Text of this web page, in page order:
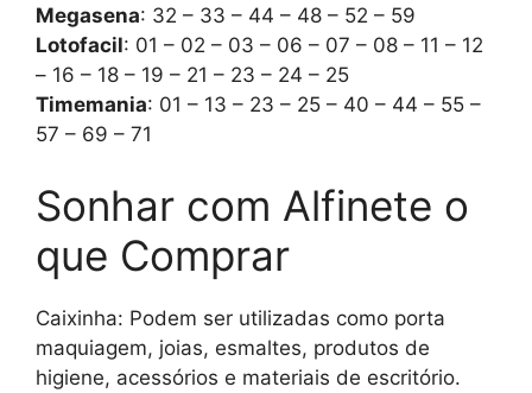
Megasena: 32 – 33 – 44 – 48 – 52 – 59
Lotofacil: 01 – 02 – 03 – 06 – 07 – 08 – 11 – 12
– 16 – 18 – 19 – 21 – 23 – 24 – 25
Timemania: 01 – 13 – 23 – 25 – 40 – 44 – 55 –
57 – 69 – 71
Sonhar com Alfinete o
que Comprar
Caixinha: Podem ser utilizadas como porta
maquiagem, joias, esmaltes, produtos de
higiene, acessórios e materiais de escritório.